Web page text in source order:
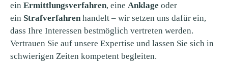
ein Ermittlungsverfahren, eine Anklage oder
ein Strafverfahrenhandelt – wir setzen uns dafür ein,
dass Ihre Interessen bestmöglich vertreten werden.
Vertrauen Sie auf unsere Expertise und lassen Sie sich in
schwierigen Zeiten kompetent begleiten.